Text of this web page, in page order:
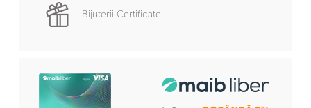
Bijuterii Certificate